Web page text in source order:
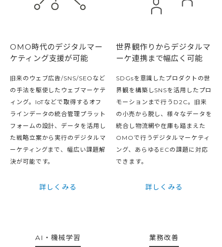
OMO時代のデジタルマー
ケティング支援が可能
旧来のウェブ広告/SNS/SEOなど
の手法を駆使したウェブマーケテ
ィング。IoTなどで取得するオフ
ラインデータの統合管理プラット
フォームの設計、データを活用し
た戦略立案から実行のデジタルマ
ーケティングまで、幅広い課題解
決が可能です。
詳しくみる
世界観作りからデジタルマ
ーケ連携まで幅広く可能
SDGsを意識したプロダクトの世
界観を構築しSNSを活用したプロ
モーションまで行うD2C。旧来
の小売から脱し、様々なデータを
統合し物流網や在庫も踏まえた
OMOで行うデジタルマーケティ
ング、あらゆるECの課題に対応
できます。
詳しくみる
AI・機械学習 業務改善